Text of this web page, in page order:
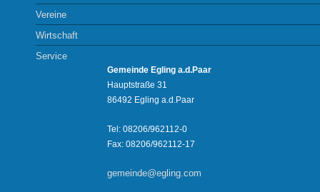
Vereine
Wirtschaft
Service
Gemeinde Egling a.d.Paar
Hauptstraße 31
86492 Egling a.d.Paar
Tel: 08206/962112-0
Fax: 08206/962112-17
gemeinde@egling.com